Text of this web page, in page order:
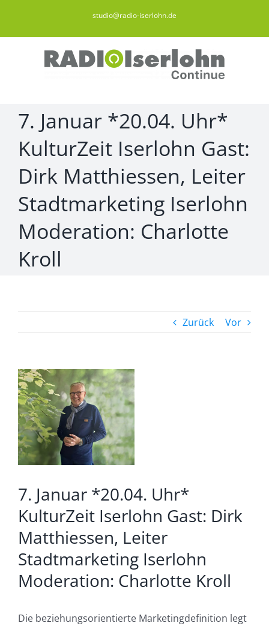
springen
studio@radio-iserlohn.de
7. Januar *20.04. Uhr*
KulturZeit Iserlohn Gast:
Dirk Matthiessen, Leiter
Stadtmarketing Iserlohn
Moderation: Charlotte
Kroll
Zurück Vor
Zeige
grösseres
Bild
7. Januar *20.04. Uhr*
KulturZeit Iserlohn Gast: Dirk
Matthiessen, Leiter
Stadtmarketing Iserlohn
Moderation: Charlotte Kroll
Die beziehungsorientierte Marketingdefinition legt